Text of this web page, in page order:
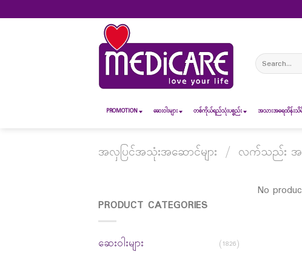
to
Search
for:
PROMOTION ဆေး၀ါးများ တစ်ကိုယ်ရည်သုံးပစ္စည်း အသားအရေထိန်းသိမ်
အလှပြင်အသုံးအဆောင်များ / လက်သည်း အလှ
PRODUCT CATEGORIES
ဆေးဝါးများ (1826)
No